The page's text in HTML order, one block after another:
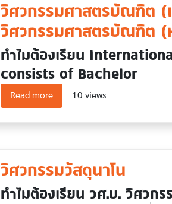
วิศวกรรมศาสตรบัณฑิต (
วิศวกรรมศาสตรบัณฑิต (
ทำไมต้องเรียน
consists of Bachelor
Read moreabout วิศวกรรมศาสตรบัณฑิต (
10 views
วิศวกรรมวัสดุนาโน
ทำไมต้องเรียน วศ.บ. วิศวกร